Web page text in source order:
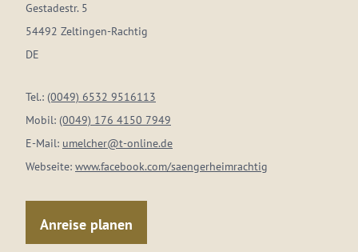
Gestadestr. 5
54492 Zeltingen-Rachtig
DE
Tel.: (0049) 6532 9516113
Mobil: (0049) 176 4150 7949
E-Mail: umelcher@t-online.de
Webseite: www.facebook.com/saengerheimrachtig
Anreise planen